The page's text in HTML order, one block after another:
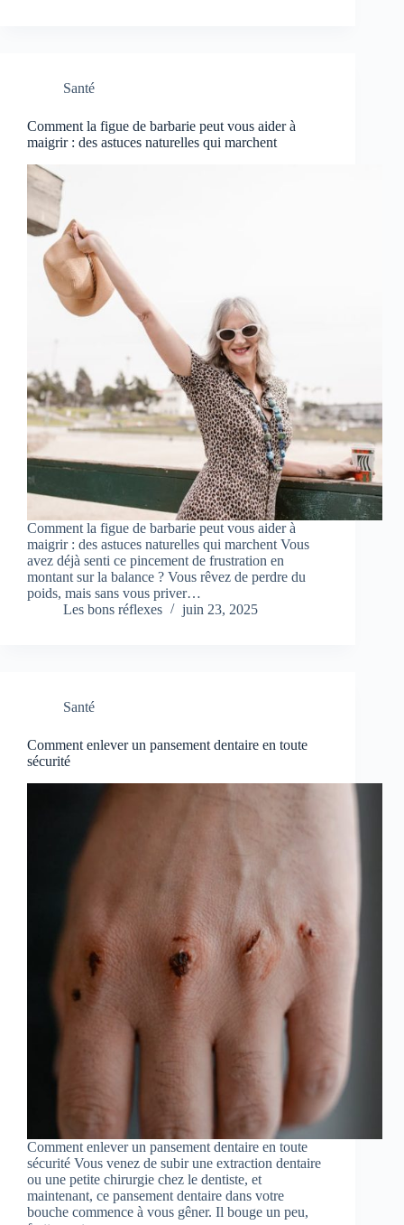
Santé
Comment la figue de barbarie peut vous aider à
maigrir : des astuces naturelles qui marchent
Comment la figue de barbarie peut vous aider à
maigrir : des astuces naturelles qui marchent Vous
avez déjà senti ce pincement de frustration en
montant sur la balance ? Vous rêvez de perdre du
poids, mais sans vous priver…
Les bons réflexes
juin 23, 2025
Santé
Comment enlever un pansement dentaire en toute
sécurité
Comment enlever un pansement dentaire en toute
sécurité Vous venez de subir une extraction dentaire
ou une petite chirurgie chez le dentiste, et
maintenant, ce pansement dentaire dans votre
bouche commence à vous gêner. Il bouge un peu,